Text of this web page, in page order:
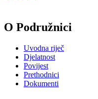
O Podružnici
Uvodna riječ
Djelatnost
Povijest
Prethodnici
Dokumenti